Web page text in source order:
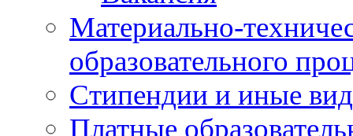
Материально-
образовательного
Стипендии и иные
Платные